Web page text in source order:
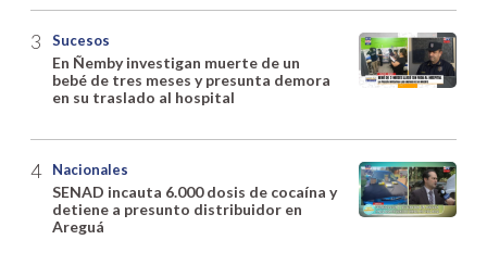
Sucesos
En Ñemby investigan muerte de un
bebé de tres meses y presunta demora
en su traslado al hospital
Nacionales
SENAD incauta 6.000 dosis de cocaína y
detiene a presunto distribuidor en
Areguá